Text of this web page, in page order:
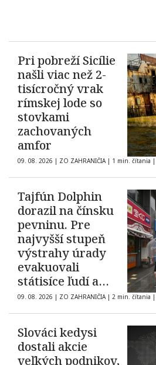
Pri pobreží Sicílie
našli viac než 2-
tisícročný vrak
rímskej lode so
stovkami
zachovaných
amfor
09. 08. 2026 | ZO ZAHRANIČIA | 1 min. čítania |
Tajfún Dolphin
dorazil na čínsku
pevninu. Pre
najvyšší stupeň
výstrahy úrady
evakuovali
státisíce ľudí a
zrušili tisícky letov
09. 08. 2026 | ZO ZAHRANIČIA | 2 min. čítania |
Slováci kedysi
dostali akcie
veľkých podnikov,